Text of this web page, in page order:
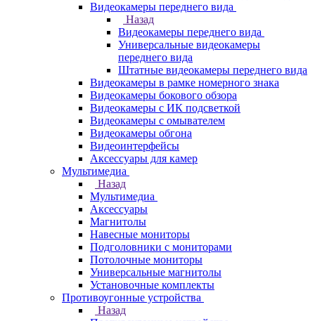
Видеокамеры переднего вида
Назад
Видеокамеры переднего вида
Универсальные видеокамеры
переднего вида
Штатные видеокамеры переднего вида
Видеокамеры в рамке номерного знака
Видеокамеры бокового обзора
Видеокамеры с ИК подсветкой
Видеокамеры с омывателем
Видеокамеры обгона
Видеоинтерфейсы
Аксессуары для камер
Мультимедиа
Назад
Мультимедиа
Аксессуары
Магнитолы
Навесные мониторы
Подголовники с мониторами
Потолочные мониторы
Универсальные магнитолы
Установочные комплекты
Противоугонные устройства
Назад